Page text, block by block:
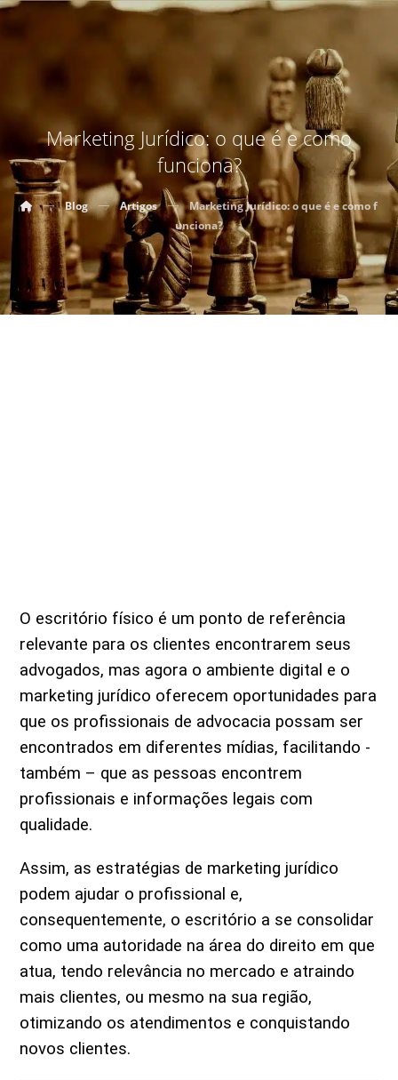
Marketing Jurídico: o que é e como
funciona?
Blog Artigos
Marketing Jurídico: o que é e como f
unciona?
O escritório físico é um ponto de referência
relevante para os clientes encontrarem seus
advogados, mas agora o ambiente digital e o
marketing jurídico oferecem oportunidades para
que os profissionais de advocacia possam ser
encontrados em diferentes mídias, facilitando -
também – que as pessoas encontrem
profissionais e informações legais com
qualidade.
Assim, as estratégias de marketing jurídico
podem ajudar o profissional e,
consequentemente, o escritório a se consolidar
como uma autoridade na área do direito em que
atua, tendo relevância no mercado e atraindo
mais clientes, ou mesmo na sua região,
otimizando os atendimentos e conquistando
novos clientes.